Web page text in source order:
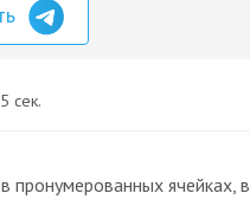
сек.
ячейках,